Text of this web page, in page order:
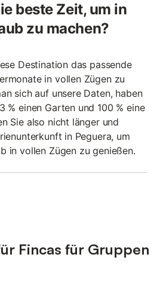
beste Zeit, um in
zu machen?
Destination das passende
in vollen Zügen zu
sich auf unsere Daten, haben
% einen Garten und 100 % eine
Sie also nicht länger und
in Peguera, um
in vollen Zügen zu genießen.
Fincas für Gruppen